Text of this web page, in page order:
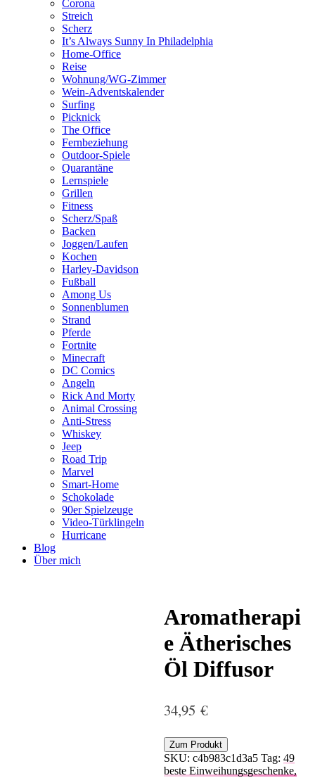
Corona
Streich
Scherz
It’s Always Sunny In Philadelphia
Home-Office
Reise
Wohnung/WG-Zimmer
Wein-Adventskalender
Surfing
Picknick
The Office
Fernbeziehung
Outdoor-Spiele
Quarantäne
Lernspiele
Grillen
Fitness
Scherz/Spaß
Backen
Joggen/Laufen
Kochen
Harley-Davidson
Fußball
Among Us
Sonnenblumen
Strand
Pferde
Fortnite
Minecraft
DC Comics
Angeln
Rick And Morty
Animal Crossing
Anti-Stress
Whiskey
Jeep
Road Trip
Marvel
Smart-Home
Schokolade
90er Spielzeuge
Video-Türklingeln
Hurricane
Blog
Über mich
Aromatherapi
e Ätherisches
Öl Diffusor
34,95 €
Zum Produkt
SKU: c4b983c1d3a5 Tag: 49
beste Einweihungsgeschenke,